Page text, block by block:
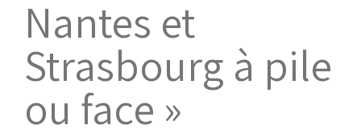
Nantes et
Strasbourg à pile
ou face »